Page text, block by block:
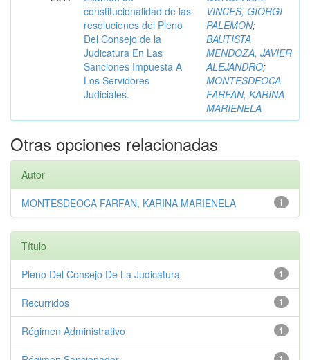
constitucionalidad de las
resoluciones del Pleno
Del Consejo de la
Judicatura En Las
Sanciones Impuesta A
Los Servidores
Judiciales.
VINCES, GIORGI
PALEMON;
BAUTISTA
MENDOZA, JAVIER
ALEJANDRO;
MONTESDEOCA
FARFAN, KARINA
MARIENELA
Otras opciones relacionadas
Autor
1
MONTESDEOCA FARFAN, KARINA MARIENELA
Título
1
Pleno Del Consejo De La Judicatura
1
Recurridos
1
Régimen Administrativo